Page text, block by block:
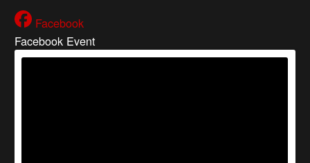
Facebook
Facebook Event